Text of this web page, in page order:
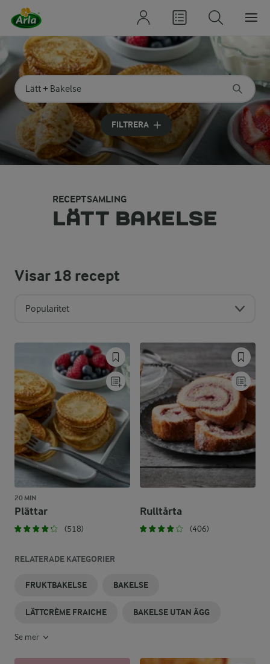
Sök på kategori eller ingrediens
Skriv in sökord för att få förslag
FILTRERA
RECEPTSAMLING
LÄTT BAKELSE
Visar18 recept
Popularitet
20 MIN
Plättar
(518)
Rulltårta
(406)
RELATERADE KATEGORIER
FRUKTBAKELSE BAKELSE
LÄTTCRÈME FRAICHE BAKELSE UTAN ÄGG
Se mer